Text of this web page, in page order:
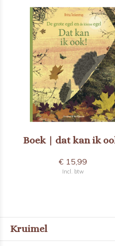
Boek | dat kan ik
€ 15,99
Incl. btw
Kruimel